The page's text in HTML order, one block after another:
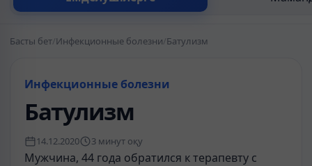
Басты бет/Инфекционные болезни/Батулизм
Инфекционные болезни
Батулизм
14.12.2020 3 минут оқу
Мужчина, 44 года обратился к терапевту с